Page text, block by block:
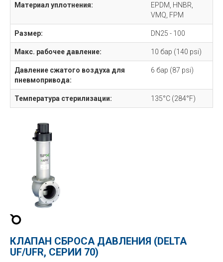
Материал уплотнения:
EPDM, HNBR,
VMQ, FPM
Размер: DN25 - 100
Макс. рабочее давление: 10 бар (140 psi)
Давление сжатого воздуха для
пневмопривода:
6 бар (87 psi)
Температура стерилизации: 135°C (284°F)
КЛАПАН СБРОСА ДАВЛЕНИЯ (DELTA
UF/UFR, СЕРИИ 70)